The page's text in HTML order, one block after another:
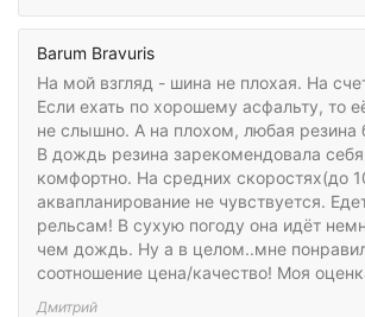
Barum Bravuris
На мой взгляд - шина не плохая. На
Если ехать по хорошему асфальту, то
не слышно. А на плохом, любая резина
В дождь резина зарекомендовала себя
комфортно. На средних скоростях(до
аквапланирование не чувствуется.
рельсам! В сухую погоду она идёт
чем дождь. Ну а в целом..мне
соотношение цена/качество! Моя
Дмитрий